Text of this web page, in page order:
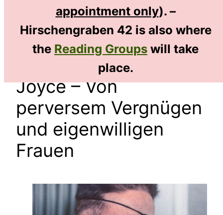
appointment only). –
Hirschengraben 42 is also where
the Reading Groups will take
place.
Previous Next
09.05.2025: Queer
Joyce – Von
perversem Vergnügen
und eigenwilligen
Frauen